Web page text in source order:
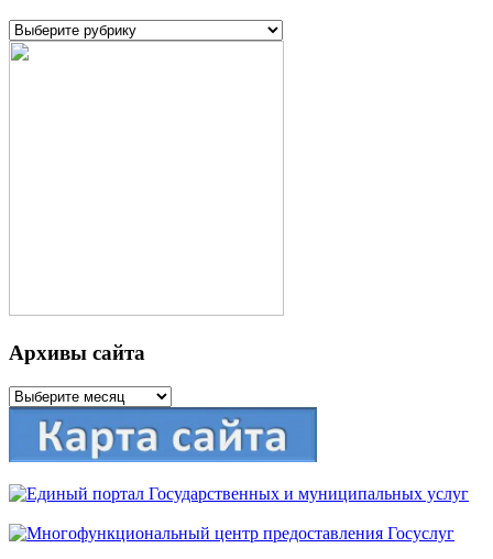
Рубрики
Архивы сайта
Архивы
сайта